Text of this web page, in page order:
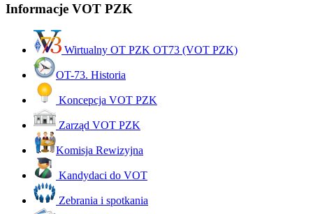
Informacje VOT PZK
Wirtualny OT PZK OT73 (VOT PZK)
OT-73. Historia
Koncepcja VOT PZK
Zarząd VOT PZK
Komisja Rewizyjna
Kandydaci do VOT
Zebrania i spotkania